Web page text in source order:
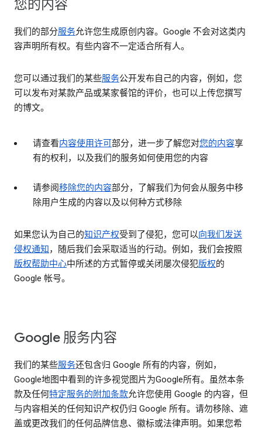
您的内容
我们的部分服务允许您生成原创内容。Google 不会对这类内
容声明所有权。有些内容不一定适合所有人。
您可以通过我们的某些服务公开发布自己的内容，例如，您
可以发布对某款产品或某家餐馆的评价，也可以上传您撰写
的博文。
请查看内容使用许可部分，进一步了解您对您的内容享
有的权利，以及我们的服务如何使用您的内容
请参阅移除您的内容部分，了解我们为何会从服务中移
除用户生成的内容以及以何种方式移除
如果您认为自己的知识产权受到了侵犯，您可以向我们发送
侵权通知，随后我们会采取适当的行动。例如，我们会按照
版权帮助中心中所述的方式暂停或关闭屡次侵犯版权的
Google 帐号。
Google 服务内容
我们的某些服务还包含归 Google 所有的内容，例如，
Google地图中看到的许多视觉图片为Google所有。虽然本条
款及任何特定服务的附加条款允许您使用 Google 的内容，但
与内容相关的任何知识产权仍归 Google 所有。请勿移除、遮
盖或更改我们的任何品牌信息、徽标或法律声明。如果您希